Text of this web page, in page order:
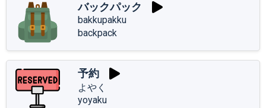
バックパック
bakkupakku
backpack
予約
よやく
yoyaku